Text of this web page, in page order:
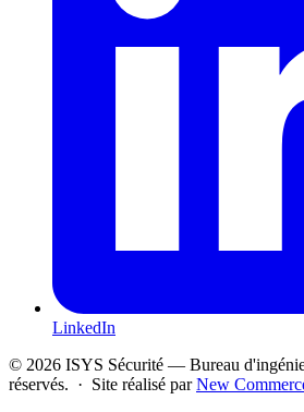
LinkedIn
© 2026 ISYS Sécurité — Bureau
réservés. · Site réalisé parNew